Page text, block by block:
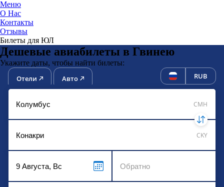
Меню
О Нас
Контакты
Отзывы
Билеты для ЮЛ
Дешевые авиабилеты в Гвинею
Укажите даты, чтобы найти билеты:
Отели Авто RUB
CMH
CKY